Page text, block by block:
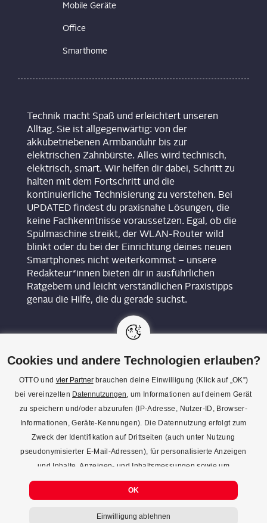
Mobile Geräte
Office
Smarthome
Technik macht Spaß und erleichtert unseren
Alltag. Sie ist allgegenwärtig: von der
akkubetriebenen Armbanduhr bis zur
elektrischen Zahnbürste. Alles wird technisch,
elektrisch, smart. Wir helfen dir dabei, Schritt zu
halten mit dem Fortschritt und die
kontinuierliche Technisierung zu verstehen. Bei
UPDATED findest du praxisnahe Lösungen, die
keine Fachkenntnisse voraussetzen. Egal, ob die
Spülmaschine streikt, der WLAN-Router wild
blinkt oder du bei der Einrichtung deines neuen
Smartphones nicht weiterkommst – unsere
Redakteur*innen bieten dir in ausführlichen
Ratgebern und leicht verständlichen Praxistipps
genau die Hilfe, die du gerade suchst.
KON­TAKT
REDAK­TI­ON
IMPRES­SUM
DATENSCHUTZ
COOKIE-EINSTELLUNGEN
Cookies und andere Technologien erlauben?
OTTO und vier Partnerbrauchen deine Einwilligung (Klick auf „OK”)
bei vereinzelten Datennutzungen, um Informationen auf deinem Gerät
zu speichern und/oder abzurufen (IP-Adresse, Nutzer-ID, Browser-
Informationen, Geräte-Kennungen). Die Datennutzung erfolgt zum
Zweck der Identifikation auf Drittseiten (auch unter Nutzung
pseudonymisierter E-Mail-Adressen), für personalisierte Anzeigen
und Inhalte, Anzeigen- und Inhaltsmessungen sowie um
Erkenntnisse über Zielgruppen und Produktentwicklungen zu
gewinnen. Mehr Infos zur Einwilligung (inkl. Widerrufsmöglichkeit)
OK
Einwilligung ablehnen